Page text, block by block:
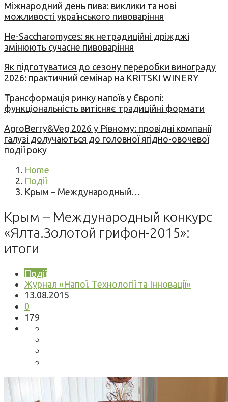
Міжнародний день пива: виклики та нові
можливості українського пивоваріння
Не-Saccharomyces: як нетрадиційні дріжджі
змінюють сучасне пивоваріння
Як підготуватися до сезону переробки винограду
2026: практичний семінар на KRITSKI WINERY
Трансформація ринку напоїв у Європі:
функціональність витісняє традиційні формати
AgroBerry&Veg 2026 у Рівному: провідні компанії
галузі долучаються до головної ягідно-овочевої
події року
Home
Події
Крым – Международный…
Крым – Международный конкурс
«Ялта.Золотой грифон-2015»:
итоги
Події
Журнал «Напої. Технології та Інновації»
13.08.2015
0
179